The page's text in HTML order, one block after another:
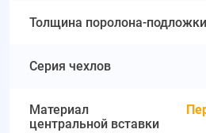
Толщина поролона-подложки
Серия чехлов
Материал
центральной вставки